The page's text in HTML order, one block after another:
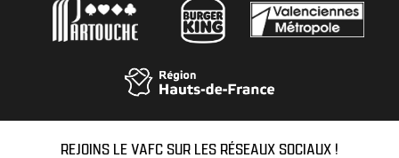
REJOINS LE VAFC SUR LES RÉSEAUX SOCIAUX !